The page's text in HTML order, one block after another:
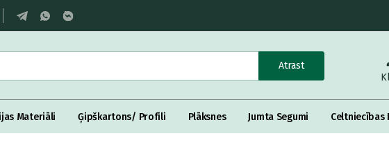
Atrast
Materiāli Ģipškartons/ Profili Plāksnes Jumta Segumi Celtniecības